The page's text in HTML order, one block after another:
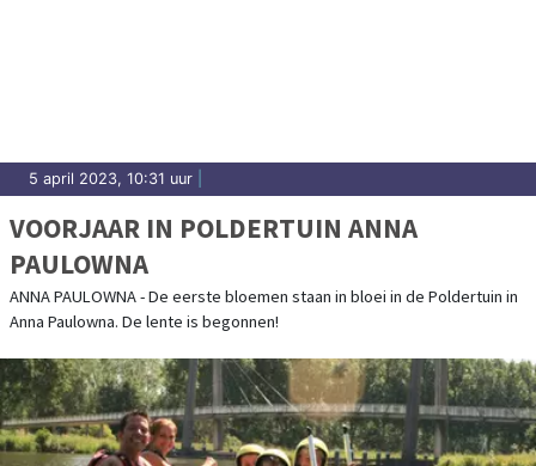
5 april 2023, 10:31 uur
VOORJAAR IN POLDERTUIN ANNA
PAULOWNA
ANNA PAULOWNA - De eerste bloemen staan in bloei in de Poldertuin in
Anna Paulowna. De lente is begonnen!